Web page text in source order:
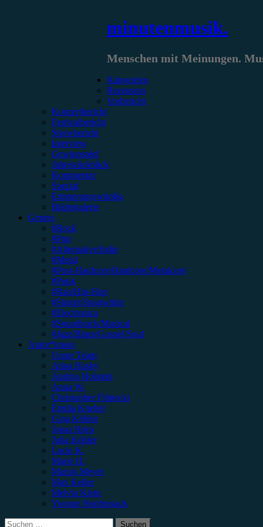
minutenmusik.
Menschen mit Meinungen.
Kategorien
Rezension
Vorbericht
Konzertbericht
Festivalbericht
Showbericht
Interview
Gewinnspiel
Jahresrückblick
Kommentar
Special
Erinnerungswürdig
Bildergalerie
Genres
#Rock
#Pop
#Alternative/Indie
#Metal
#Post-Hardcore/Hardcore/Metalcore
#Punk
#Rap/Hip-Hop
#Singer/Songwriter
#Electronica
#Soundtrack/Musical
#Jazz/Blues/Gospel/Soul
Autor*innen
Unser Team
Alina Hasky
Andrea Holstein
Anna W.
Christopher Filipecki
Emilia Knebel
Gina Köhler
Jonas Horn
Julia Köhler
Lucie K.
Marie H.
Marius Meyer
Max Keller
Melvin Klein
Yvonne Hopfensack
Suchen